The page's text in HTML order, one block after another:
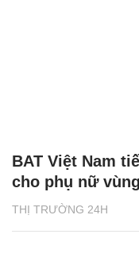
THỊ TRƯỜNG 24H
BAT Việt Nam
cho phụ nữ